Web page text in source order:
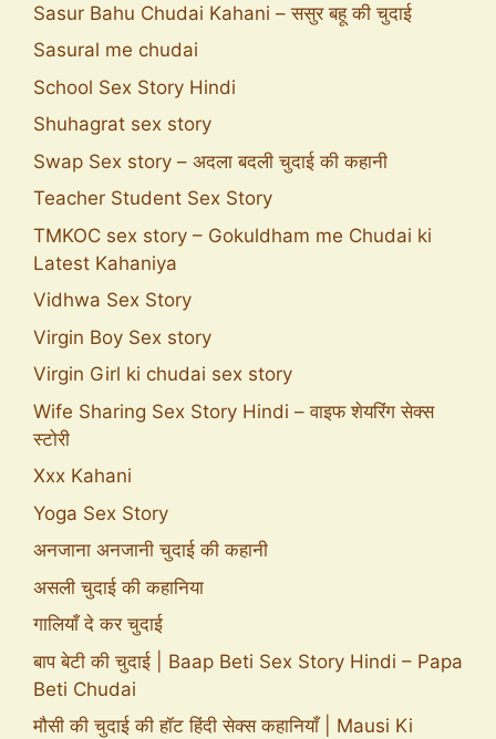
Sasur Bahu Chudai Kahani – ससुर बहू की चुदाई
Sasural me chudai
School Sex Story Hindi
Shuhagrat sex story
Swap Sex story – अदला बदली चुदाई की कहानी
Teacher Student Sex Story
TMKOC sex story – Gokuldham me Chudai ki
Latest Kahaniya
Vidhwa Sex Story
Virgin Boy Sex story
Virgin Girl ki chudai sex story
Wife Sharing Sex Story Hindi – वाइफ शेयरिंग सेक्स
स्टोरी
Xxx Kahani
Yoga Sex Story
अनजाना अनजानी चुदाई की कहानी
असली चुदाई की कहानिया
गालियाँ दे कर चुदाई
बाप बेटी की चुदाई | Baap Beti Sex Story Hindi – Papa
Beti Chudai
मौसी की चुदाई की हॉट हिंदी सेक्स कहानियाँ | Mausi Ki